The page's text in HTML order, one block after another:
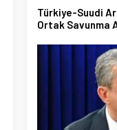
Türkiye-Suudi
Ortak Savunma